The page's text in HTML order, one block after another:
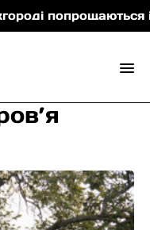
попрощаються